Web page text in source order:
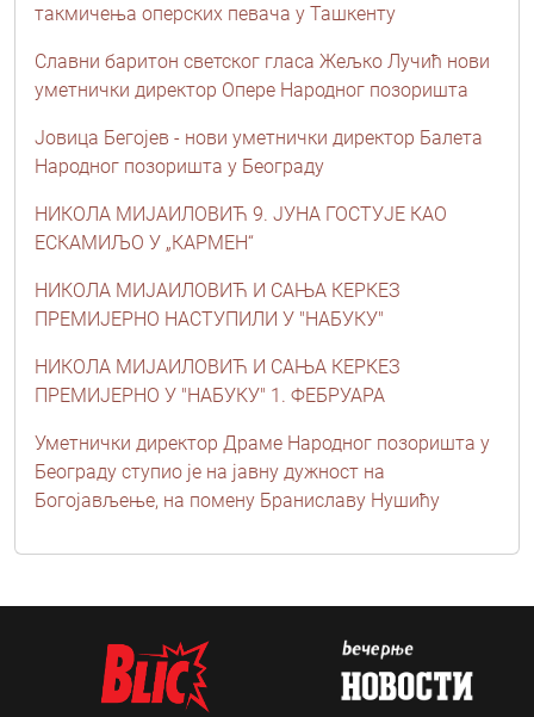
такмичења оперских певача у Ташкенту
Славни баритон светског гласа Жељко Лучић нови
уметнички директор Опере Народног позоришта
Јовица Бегојев - нови уметнички директор Балета
Народног позоришта у Београду
НИКОЛА МИЈАИЛОВИЋ 9. ЈУНА ГОСТУЈЕ КАО
ЕСКАМИЉО У „КАРМЕН“
НИКОЛА МИЈАИЛОВИЋ И САЊА КЕРКЕЗ
ПРЕМИЈЕРНО НАСТУПИЛИ У "НАБУКУ"
НИКОЛА МИЈАИЛОВИЋ И САЊА КЕРКЕЗ
ПРЕМИЈЕРНО У "НАБУКУ" 1. ФЕБРУАРА
Уметнички директор Драме Народног позоришта у
Београду ступио је на јавну дужност на
Богојављење, на помену Браниславу Нушићу